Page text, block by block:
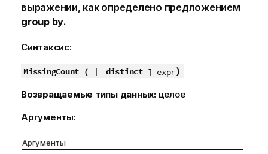
выражении, как определено предложением
group by.
Синтаксис:
MissingCount ( [ distinct] expr)
Возвращаемые типы данных: целое
Аргументы:
Аргументы